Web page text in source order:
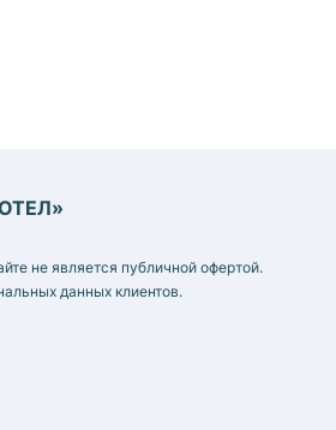
не является публичной офертой.
данных клиентов.